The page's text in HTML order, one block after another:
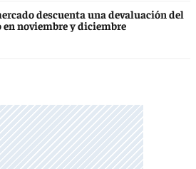
descuenta una devaluación del
en noviembre y diciembre